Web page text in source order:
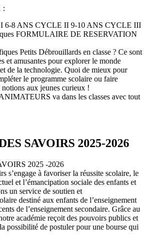
I 6-8 ANS CYCLE II 9-10 ANS CYCLE III
FORMULAIRE DE RESERVATION
Petits Débrouillards en classe ? Ce sont
et amusantes pour explorer le monde
de la technologie. Quoi de mieux pour
le programme scolaire ou faire
aux jeunes curieux !
va dans les classes avec tout
SAVOIRS 2025-2026
2025 -2026
s’engage à favoriser la réussite scolaire, le
et l’émancipation sociale des enfants et
un service de soutien et
destiné aux enfants de l’enseignement
de l’enseignement secondaire. Grâce au
académie reçoit des pouvoirs publics et
possibilité de postuler pour une bourse qui